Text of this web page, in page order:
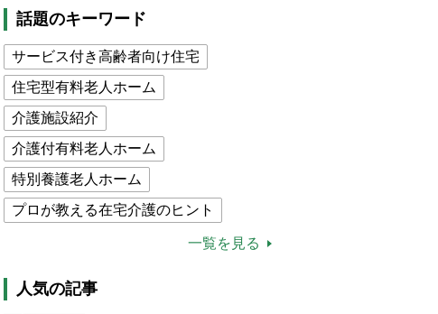
話題のキーワード
サービス付き高齢者向け住宅
住宅型有料老人ホーム
介護施設紹介
介護付有料老人ホーム
特別養護老人ホーム
プロが教える在宅介護のヒント
介護食
猫が母になつきません
一覧を見る
人気の記事